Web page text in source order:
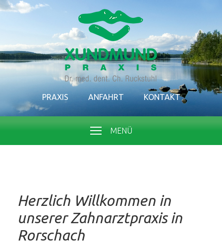
PRAXIS ANFAHRT KONTAKT
MENÜ
Herzlich Willkommen in
unserer Zahnarztpraxis in
Rorschach